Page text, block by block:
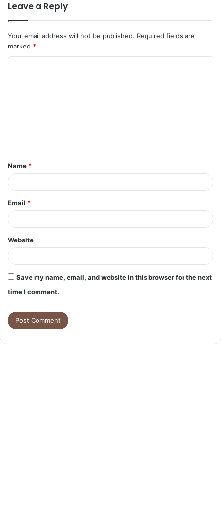
Leave a Reply
Your email address will not be published. Required fields are
marked *
t
*
Name *
Email *
Website
Save my name, email, and website in this browser for the next
time I comment.